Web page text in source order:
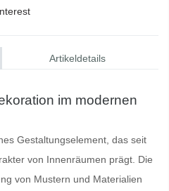
Artikeldetails
im modernen
Gestaltungselement, das seit
von Innenräumen prägt. Die
von Mustern und Materialien